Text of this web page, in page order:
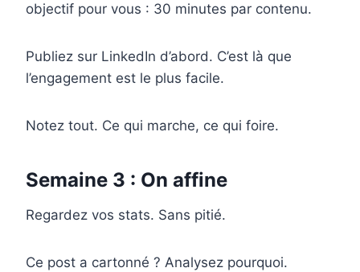
objectif pour vous : 30 minutes par contenu.
Publiez sur LinkedIn d’abord. C’est là que
l’engagement est le plus facile.
Notez tout. Ce qui marche, ce qui foire.
Semaine 3 : On affine
Regardez vos stats. Sans pitié.
Ce post a cartonné ? Analysez pourquoi.